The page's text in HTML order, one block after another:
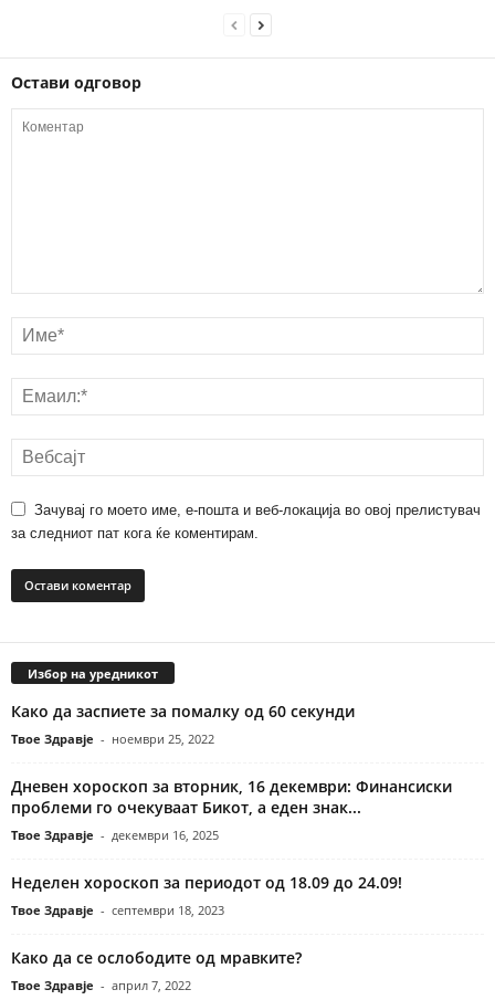
Остави одговор
Зачувај го моето име, е-пошта и веб-локација во овој прелистувач
за следниот пат кога ќе коментирам.
Избор на уредникот
Како да заспиете за помалку од 60 секунди
Твое Здравје - ноември 25, 2022
Дневен хороскоп за вторник, 16 декември: Финансиски
проблеми го очекуваат Бикот, а еден знак...
Твое Здравје - декември 16, 2025
Неделен хороскоп за периодот од 18.09 до 24.09!
Твое Здравје - септември 18, 2023
Како да се ослободите од мравките?
Твое Здравје - април 7, 2022